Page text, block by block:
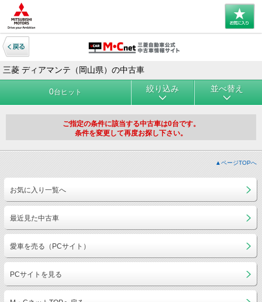
三菱 ディアマンテ（岡山県）の中古車
0台ヒット 絞り込み 並べ替え
ご指定の条件に該当する中古車は0台です。
条件を変更して再度お探し下さい。
▲ページTOPへ
お気に入り一覧へ
最近見た中古車
愛車を売る（PCサイト）
PCサイトを見る